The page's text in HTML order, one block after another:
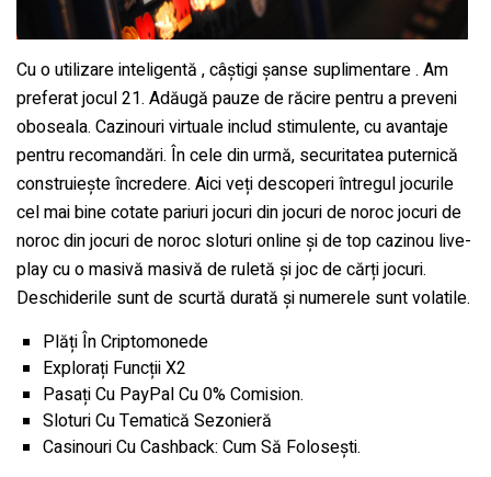
Cu o utilizare inteligentă , câștigi șanse suplimentare . Am
preferat jocul 21. Adăugă pauze de răcire pentru a preveni
oboseala. Cazinouri virtuale includ stimulente, cu avantaje
pentru recomandări. În cele din urmă, securitatea puternică
construiește încredere. Aici veți descoperi întregul jocurile
cel mai bine cotate pariuri jocuri din jocuri de noroc jocuri de
noroc din jocuri de noroc sloturi online și de top cazinou live-
play cu o masivă masivă de ruletă și joc de cărți jocuri.
Deschiderile sunt de scurtă durată și numerele sunt volatile.
Plăți În Criptomonede
Explorați Funcții X2
Pasați Cu PayPal Cu 0% Comision.
Sloturi Cu Tematică Sezonieră
Casinouri Cu Cashback: Cum Să Folosești.